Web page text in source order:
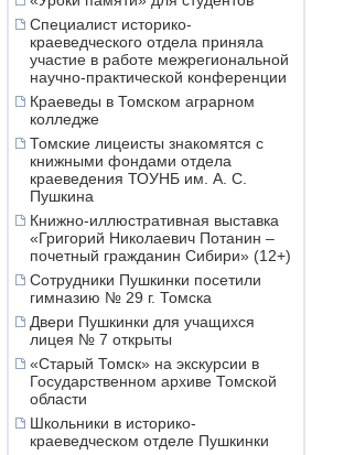
Специалист историко-
краеведческого отдела приняла
участие в работе межрегиональной
научно-практической конференции
Краеведы в Томском аграрном
колледже
Томские лицеисты знакомятся с
книжными фондами отдела
краеведения ТОУНБ им. А. С.
Пушкина
Книжно-иллюстративная выставка
«Григорий Николаевич Потанин –
почетный гражданин Сибири» (12+)
Сотрудники Пушкинки посетили
гимназию № 29 г. Томска
Двери Пушкинки для учащихся
лицея № 7 открыты
«Старый Томск» на экскурсии в
Государственном архиве Томской
области
Школьники в историко-
краеведческом отделе Пушкинки